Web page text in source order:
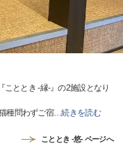
ととき -縁-』の2施設となり
種問わずご宿…続きを読む
こととき -悠- ページへ